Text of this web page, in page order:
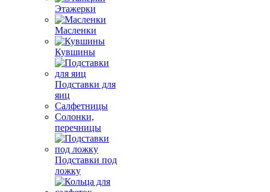
Этажерки
Масленки
Кувшины
Подставки для
яиц
Салфетницы
Солонки,
перечницы
Подставки под
ложку